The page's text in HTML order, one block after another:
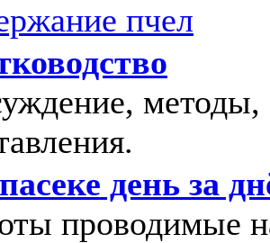
пчел
методы,
день за
проводимые